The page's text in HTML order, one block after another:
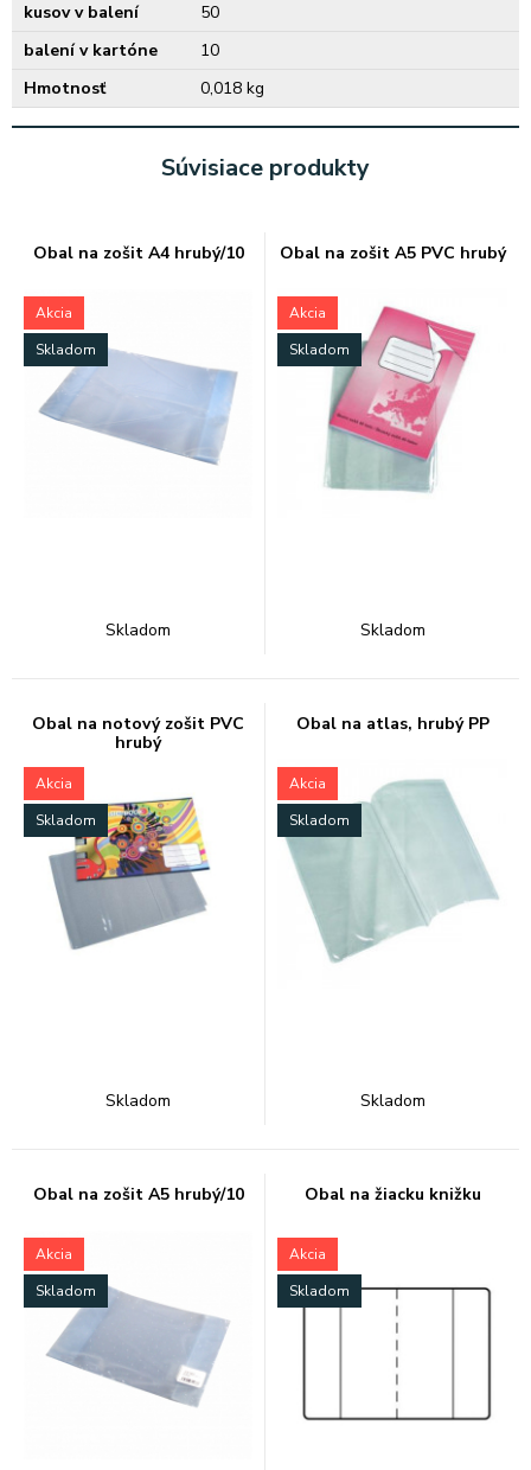
kusov v balení
50
balení v kartóne
10
Hmotnosť
0,018 kg
Súvisiace produkty
Obal na zošit A4 hrubý/10
Akcia
Skladom
Skladom
Obal na zošit A5 PVC hrubý
Akcia
Skladom
Skladom
Obal na notový zošit PVC
hrubý
Akcia
Skladom
Skladom
Obal na atlas, hrubý PP
Akcia
Skladom
Skladom
Obal na zošit A5 hrubý/10
Akcia
Skladom
Obal na žiacku knižku
Akcia
Skladom